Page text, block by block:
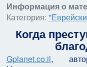
Информация о
Категория:
Когда
Gplanet.co.il,